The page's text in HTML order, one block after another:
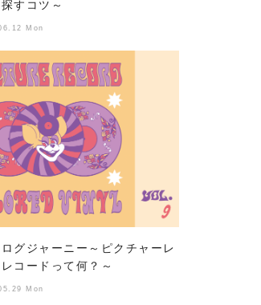
すコツ～
Mon
グジャーニー～ピクチャーレ
コードって何？～
Mon